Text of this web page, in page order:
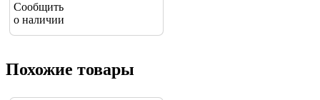
Сообщить
о наличии
Похожие товары